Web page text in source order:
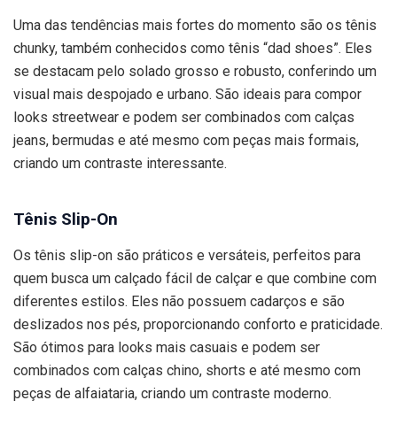
Uma das tendências mais fortes do momento são os tênis
chunky, também conhecidos como tênis “dad shoes”. Eles
se destacam pelo solado grosso e robusto, conferindo um
visual mais despojado e urbano. São ideais para compor
looks streetwear e podem ser combinados com calças
jeans, bermudas e até mesmo com peças mais formais,
criando um contraste interessante.
Tênis Slip-On
Os tênis slip-on são práticos e versáteis, perfeitos para
quem busca um calçado fácil de calçar e que combine com
diferentes estilos. Eles não possuem cadarços e são
deslizados nos pés, proporcionando conforto e praticidade.
São ótimos para looks mais casuais e podem ser
combinados com calças chino, shorts e até mesmo com
peças de alfaiataria, criando um contraste moderno.